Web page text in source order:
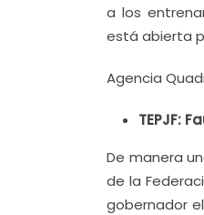
a los
está abierta
Agencia
TEPJF:
De manera
de la
gobernador